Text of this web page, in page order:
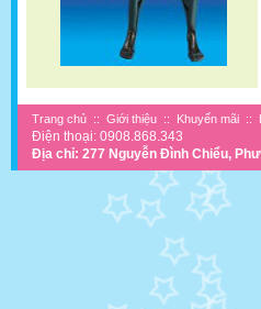
Trang chủ :: Giới thiệu :: Khuyến mãi ::
Điện thoại: 0908.868.343
Địa chỉ: 277 Nguyễn Đình Chiểu,